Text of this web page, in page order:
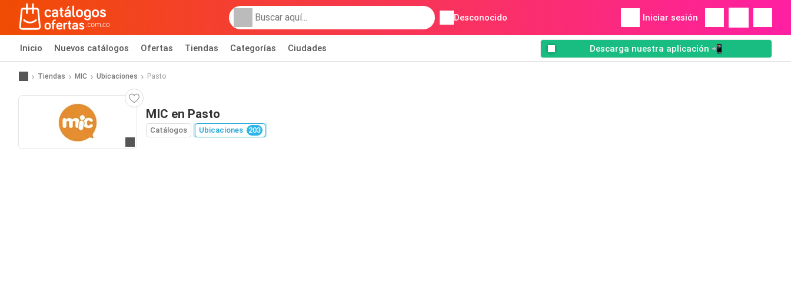
Desconocido Iniciar sesión
Inicio Nuevos catálogos Ofertas Tiendas Categorías Ciudades Descarga nuestra aplicación 📲
Tiendas MIC Ubicaciones Pasto
MIC en Pasto
Catálogos Ubicaciones 203